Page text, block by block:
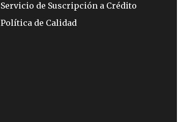
Servicio de Suscripción a Crédito
Política de Calidad